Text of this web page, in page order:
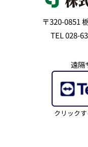
〒320-0851
TEL 028-
遠隔
クリック